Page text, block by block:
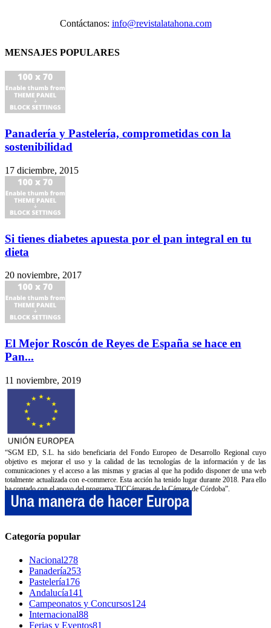
Contáctanos: info@revistalatahona.com
MENSAJES POPULARES
Panadería y Pastelería, comprometidas con la
sostenibilidad
17 diciembre, 2015
Si tienes diabetes apuesta por el pan integral en tu
dieta
20 noviembre, 2017
El Mejor Roscón de Reyes de España se hace en
Pan...
11 noviembre, 2019
“SGM ED, S.L. ha sido beneficiaria del Fondo Europeo de Desarrollo Regional cuyo
objetivo es mejorar el uso y la calidad de las tecnologías de la información y de las
comunicaciones y el acceso a las mismas y gracias al que ha podido disponer de una web
totalmente actualizada con e-commerce. Esta acción ha tenido lugar durante 2018. Para ello
ha contado con el apoyo del programa TICCámaras de la Cámara de Córdoba”.
Categoría popular
Nacional278
Panadería253
Pastelería176
Andalucía141
Campeonatos y Concursos124
Internacional88
Ferias y Eventos81